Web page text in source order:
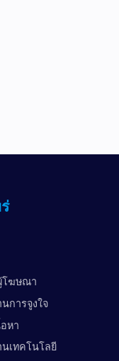
โฆษณา
นการจูงใจ
หา
นเทคโนโลยี